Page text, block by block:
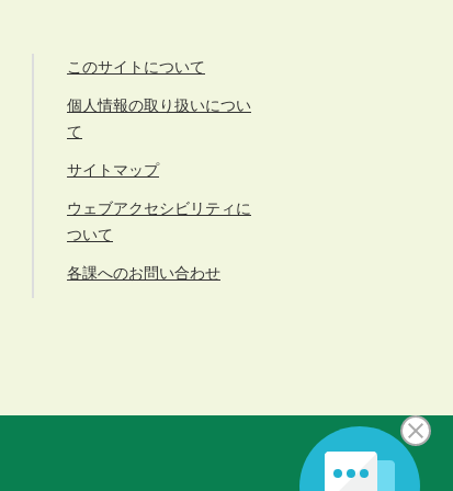
このサイトについて
個人情報の取り扱いについ
て
サイトマップ
ウェブアクセシビリティに
ついて
各課へのお問い合わせ